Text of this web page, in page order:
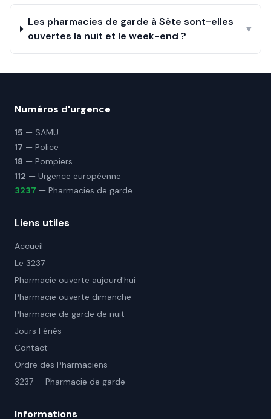
Les pharmacies de garde à Sète sont-elles
ouvertes la nuit et le week-end ?
▾
Numéros d'urgence
15 — SAMU
17 — Police
18 — Pompiers
112 — Urgence européenne
3237 — Pharmacies de garde
Liens utiles
Accueil
Le 3237
Pharmacie ouverte aujourd'hui
Pharmacie ouverte dimanche
Pharmacie de garde de nuit
Jours Fériés
Contact
Ordre des Pharmaciens
3237 — Pharmacie de garde
Informations